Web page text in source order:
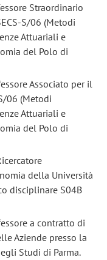
Straordinario
S/06 (Metodi
Attuariali e
del Polo di
Associato per il
06 (Metodi
Attuariali e
del Polo di
della Università
disciplinare S04B
a contratto di
Aziende presso la
Studi di Parma.